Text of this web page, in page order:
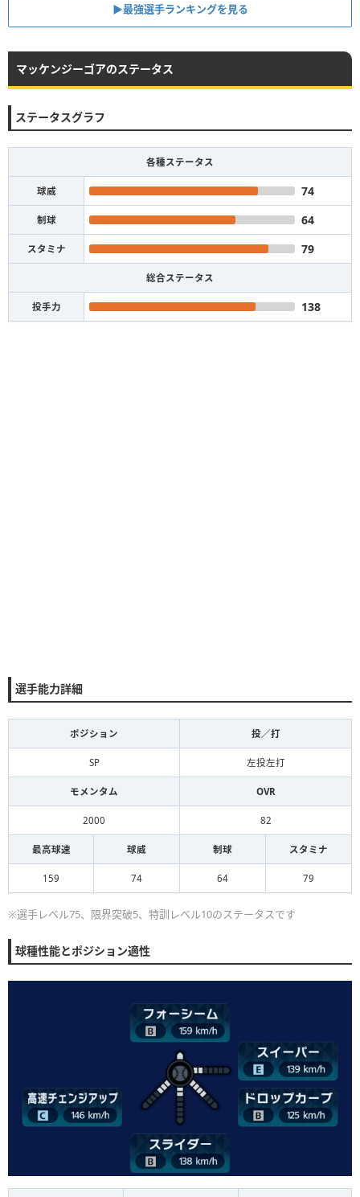
▶︎最強選手ランキングを見る
マッケンジーゴアのステータス
ステータスグラフ
各種ステータス
球威 74
制球 64
スタミナ 79
総合ステータス
投手力 138
選手能力詳細
ポジション 投／打
SP 左投左打
モメンタム OVR
2000 82
最高球速 球威 制球 スタミナ
159 74 64 79
※選手レベル75、限界突破5、特訓レベル10のステータスです
球種性能とポジション適性